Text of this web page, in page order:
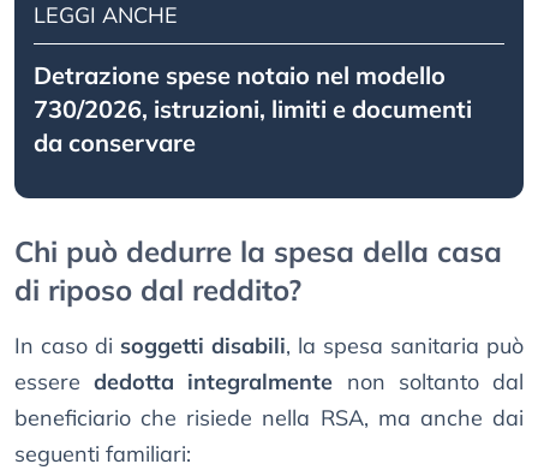
LEGGI ANCHE
Detrazione spese notaio nel modello
730/2026, istruzioni, limiti e documenti
da conservare
Chi può dedurre la spesa della casa
di riposo dal reddito?
In caso di soggetti disabili, la spesa sanitaria può
esserededotta integralmente non soltanto dal
beneficiario che risiede nella RSA, ma anche dai
seguenti familiari: